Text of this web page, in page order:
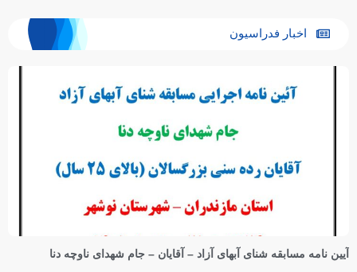
اخبار فدراسیون
آیین نامه مسابقه شنای آبهای آزاد – آقایان – جام شهدای ناوچه دنا